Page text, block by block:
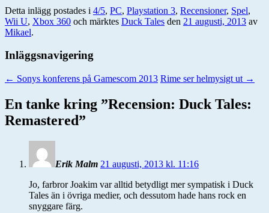
Detta inlägg postades i 4/5, PC, Playstation 3, Recensioner, Spel,
Wii U, Xbox 360 och märktes Duck Tales den 21 augusti, 2013 av
Mikael.
Inläggsnavigering
← Sonys konferens på Gamescom 2013 Rime ser helmysigt ut →
En tanke kring ”Recension: Duck Tales:
Remastered”
Erik Malm 21 augusti, 2013 kl. 11:16
Jo, farbror Joakim var alltid betydligt mer sympatisk i Duck
Tales än i övriga medier, och dessutom hade hans rock en
snyggare färg.